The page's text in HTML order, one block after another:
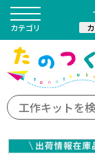
カテゴリ